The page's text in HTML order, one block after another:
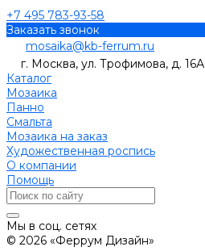
+7 495 783-93-58
Заказать звонок
mosaika@kb-ferrum.ru
г. Москва, ул. Трофимова, д. 16А
Каталог
Мозаика
Панно
Смальта
Мозаика на заказ
Художественная роспись
О компании
Помощь
Мы в соц. сетях
© 2026 «Феррум Дизайн»